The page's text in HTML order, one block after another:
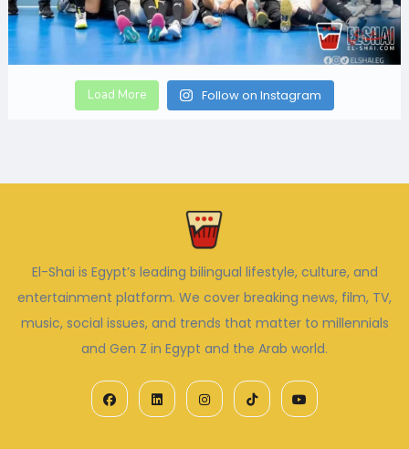
Load More Follow on Instagram
El-Shai is Egypt’s leading bilingual lifestyle, culture, and
entertainment platform. We cover breaking news, film, TV,
music, social issues, and trends that matter to millennials
and Gen Z in Egypt and the Arab world.